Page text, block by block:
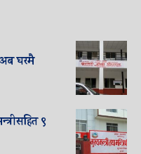
अब घरमै
९